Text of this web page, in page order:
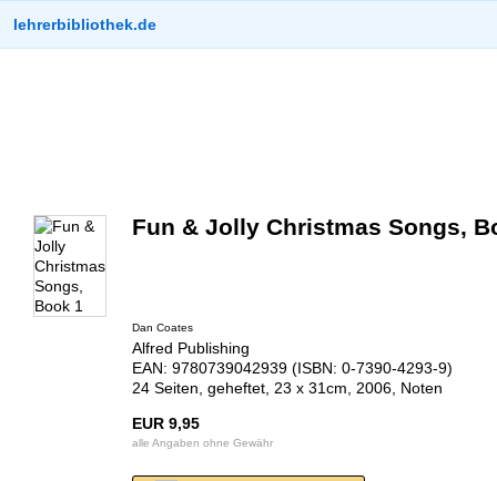
lehrerbibliothek.de
Fun & Jolly Christmas Songs,
Dan Coates
Alfred Publishing
EAN: 9780739042939 (ISBN: 0-7390-4293-9)
24 Seiten, geheftet, 23 x 31cm, 2006, Noten
EUR 9,95
alle Angaben ohne Gewähr